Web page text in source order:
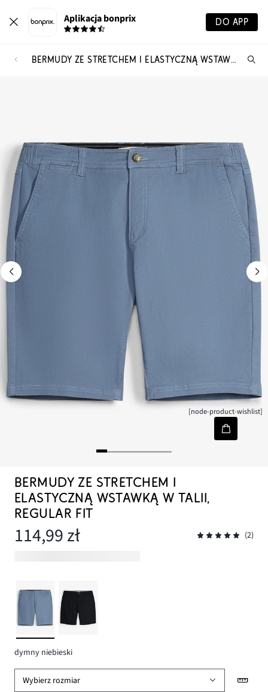
Aplikacja bonprix DO APP
BERMUDY ZE STRETCHEM I ELASTYCZNĄ WSTAWKĄ W TALII, REGULAR FIT
[node-product-wishlist]
BERMUDY ZE STRETCHEM I
ELASTYCZNĄ WSTAWKĄ W TALII,
REGULAR FIT
114,99 zł (2)
dymny niebieski
Wybierz rozmiar